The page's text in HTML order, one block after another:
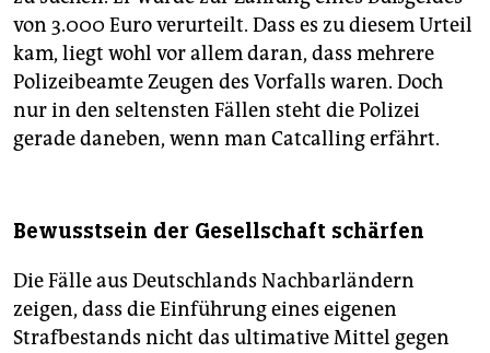
von 3.000 Euro verurteilt. Dass es zu diesem Urteil
kam, liegt wohl vor allem daran, dass mehrere
Polizeibeamte Zeugen des Vorfalls waren. Doch
nur in den seltensten Fällen steht die Polizei
gerade daneben, wenn man Catcalling erfährt.
Bewusstsein der Gesellschaft schärfen
Die Fälle aus Deutschlands Nachbarländern
zeigen, dass die Einführung eines eigenen
Strafbestands nicht das ultimative Mittel gegen